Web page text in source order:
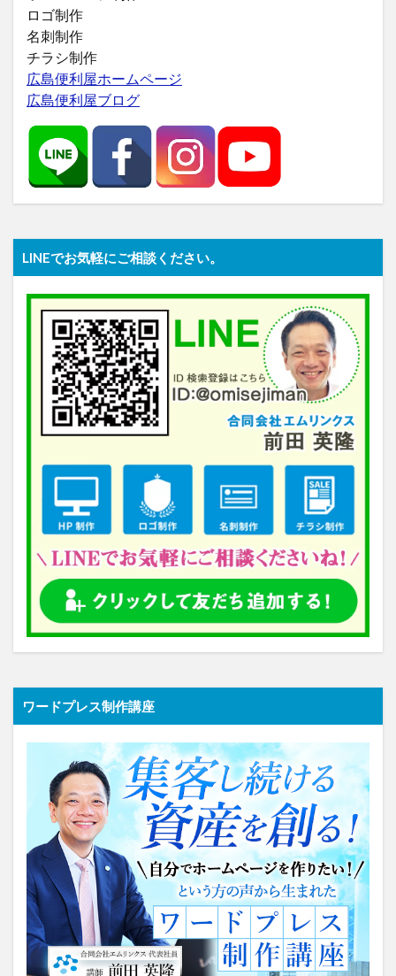
ロゴ制作
名刺制作
チラシ制作
広島便利屋ホームページ
広島便利屋ブログ
LINEでお気軽にご相談ください。
ワードプレス制作講座